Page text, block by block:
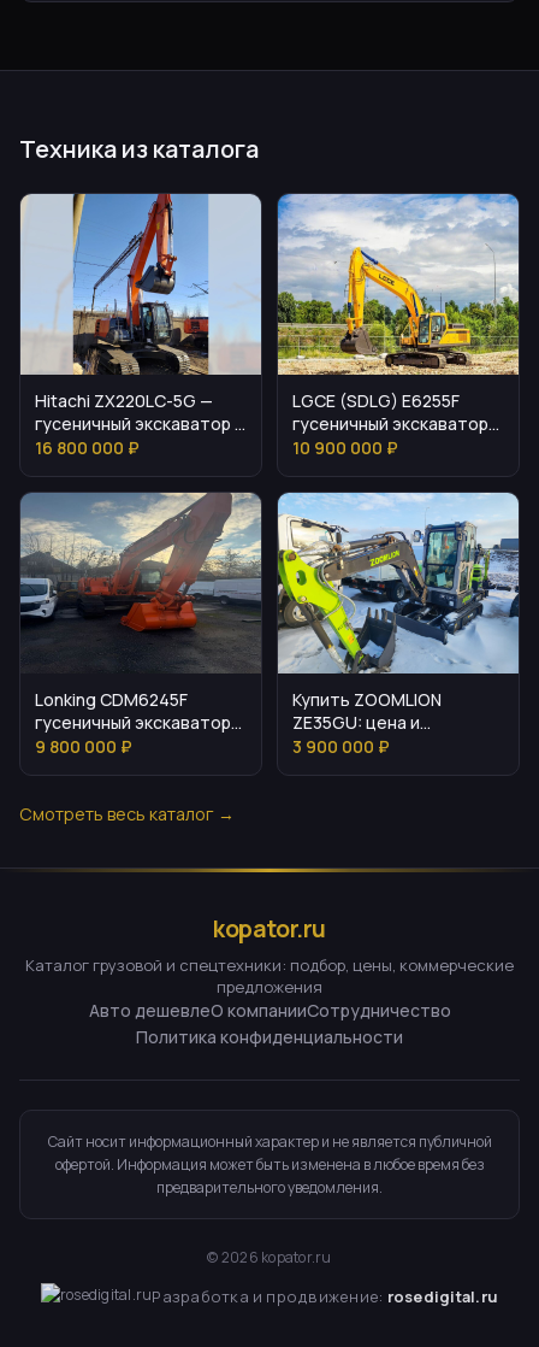
Техника из каталога
Hitachi ZX220LC-5G —
гусеничный экскаватор с
управляемыми
16 800 000 ₽
LGCE (SDLG) E6255F
гусеничный экскаватор
— параметры и
10 900 000 ₽
Lonking CDM6245F
гусеничный экскаватор:
выбор, параметры,
9 800 000 ₽
Купить ZOOMLION
ZE35GU: цена и
основные особенности
3 900 000 ₽
Смотреть весь каталог →
kopator.ru
Каталог грузовой и спецтехники: подбор, цены, коммерческие
предложения
Авто дешевлеО компанииСотрудничество
Политика конфиденциальности
Сайт носит информационный характер и не является публичной
офертой. Информация может быть изменена в любое время без
предварительного уведомления.
©2026 kopator.ru
Разработка и продвижение: rosedigital.ru